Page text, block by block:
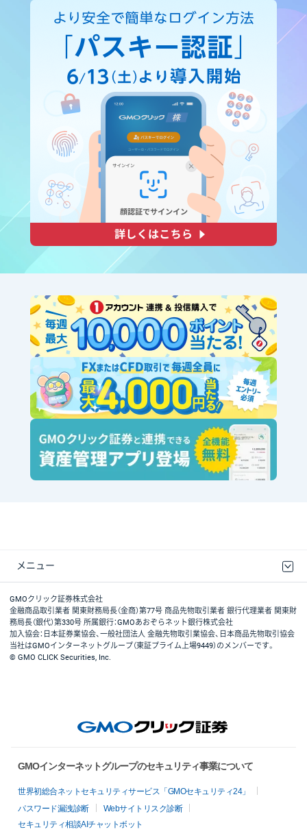
メニュー
取引規程・約款
最良執行方針
ディスクレイマー
リスク説明
GMOクリック証券ホームページ
GMOクリック証券株式会社
金融商品取引業者 関東財務局長（金商）第77号 商品先物取引業者 銀行代理業者 関東財
務局長（銀代）第330号 所属銀行：GMOあおぞらネット銀行株式会社
加入協会：日本証券業協会、一般社団法人 金融先物取引業協会、日本商品先物取引協会
当社はGMOインターネットグループ（東証プライム上場9449）のメンバーです。
© GMO CLICK Securities, Inc.
GMOインターネットグループのセキュリティ事業について
世界初総合ネットセキュリティサービス「GMOセキュリティ24」
パスワード漏洩診断
Webサイトリスク診断
セキュリティ相談AIチャットボット